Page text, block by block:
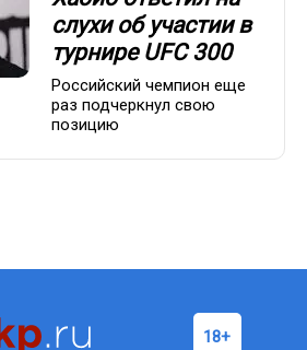
слухи об участии в
турнире UFC 300
Российский чемпион еще
раз подчеркнул свою
позицию